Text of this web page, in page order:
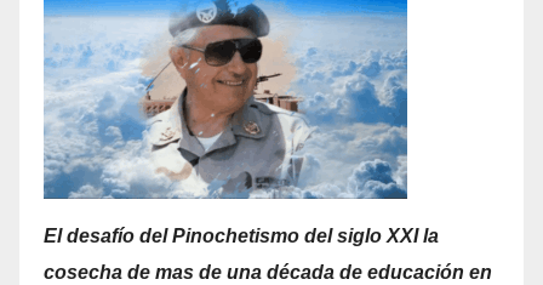
El desafío del Pinochetismo del siglo XXI la
cosecha de mas de una década de educación en